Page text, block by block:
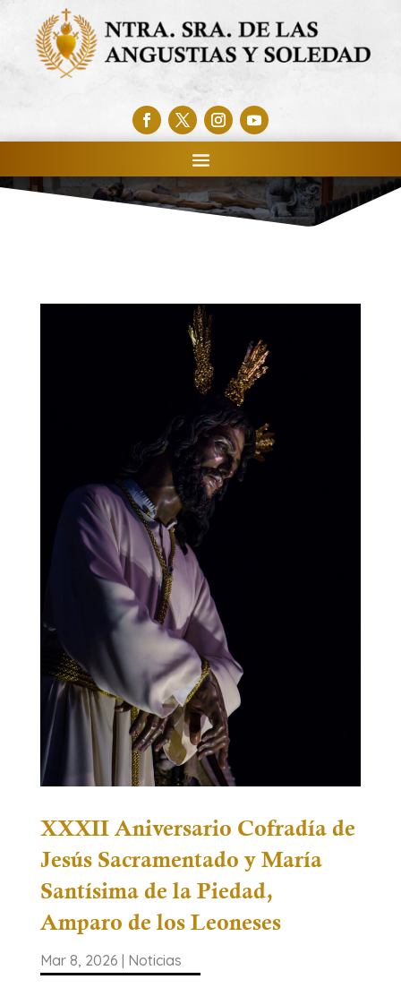
XXXII Aniversario Cofradía de
Jesús Sacramentado y María
Santísima de la Piedad,
Amparo de los Leoneses
Mar 8, 2026 Noticias